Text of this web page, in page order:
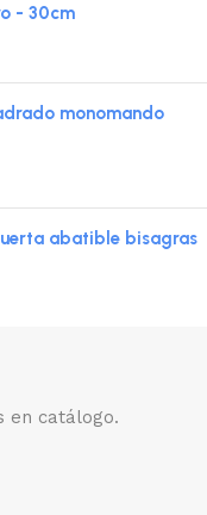
- 30cm
monomando
abatible bisagras
en catálogo.